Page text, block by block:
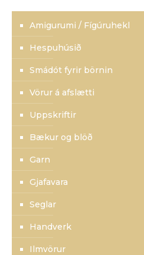
Amigurumi / Fígúruhekl
Hespuhúsið
Smádót fyrir börnin
Vörur á afslætti
Uppskriftir
Bækur og blöð
Garn
Gjafavara
Seglar
Handverk
Ilmvörur